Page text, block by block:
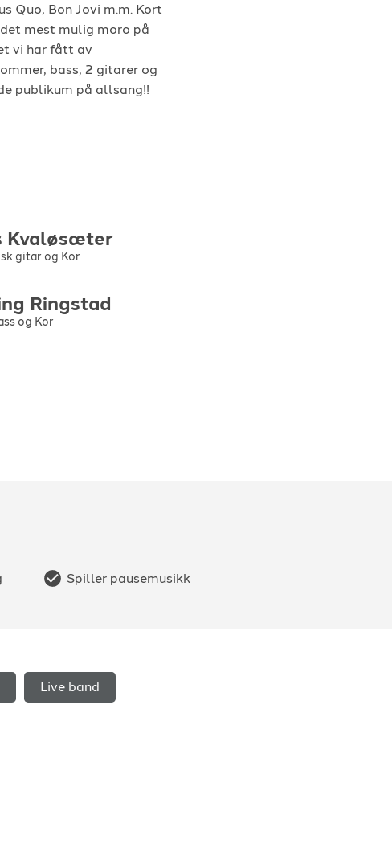
Quo, Bon Jovi m.m. Kort
mest mulig moro på
vi har fått av
bass, 2 gitarer og
publikum på allsang!!
Kvaløsæter
gitar og Kor
Ringstad
og Kor
Spiller pausemusikk
Live band